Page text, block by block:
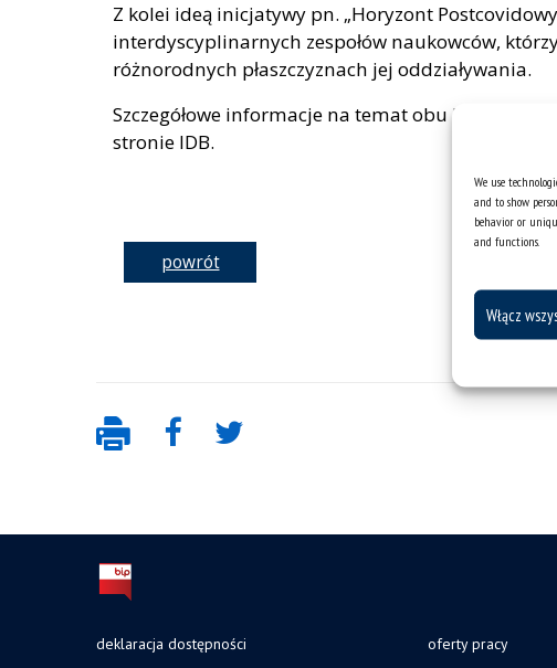
We use
and to show
behavior or
and functions.
Włącz
Z kolei ideą inicjatywy pn. „Horyzont
interdyscyplinarnych zespołów naukowców,
różnorodnych płaszczyznach jej oddziaływania.
Szczegółowe informacje na temat obu konkursów
stronie IDB.
powrót
deklaracja dostępności
oferty pracy